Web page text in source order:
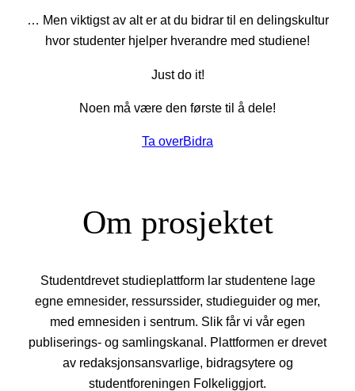
… Men viktigst av alt er at du bidrar til en delingskultur
hvor studenter hjelper hverandre med studiene!
Just do it!
Noen må være den første til å dele!
Ta overBidra
Om prosjektet
Studentdrevet studieplattform lar studentene lage
egne emnesider, ressurssider, studieguider og mer,
med emnesiden i sentrum. Slik får vi vår egen
publiserings- og samlingskanal. Plattformen er drevet
av redaksjonsansvarlige, bidragsytere og
studentforeningen Folkeliggjort.